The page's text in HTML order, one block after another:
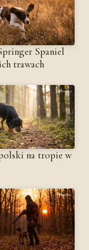
Spaniel
trawach
na tropie w